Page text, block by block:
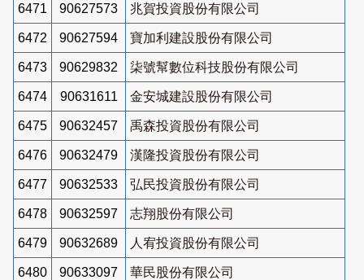
6471 90627573 兆賀投資股份有限公司
6472 90627594 寶加利建設股份有限公司
6473 90629832 柒號幫數位科技股份有限公司
6474 90631611 金安城建設股份有限公司
6475 90632457 禹森投資股份有限公司
6476 90632479 漢隆投資股份有限公司
6477 90632533 弘民投資股份有限公司
6478 90632597 志翔股份有限公司
6479 90632689 人宥投資股份有限公司
6480 90633097 華民股份有限公司